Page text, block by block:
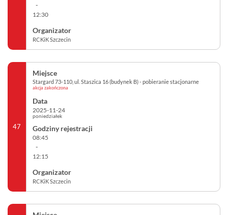
-
12:30
RCKiK Szczecin
47
Stargard 73-110, ul. Staszica 16 (budynek B) - pobieranie stacjonarne
akcja zakończona
2025-11-24
poniedziałek
08:45
-
12:15
RCKiK Szczecin